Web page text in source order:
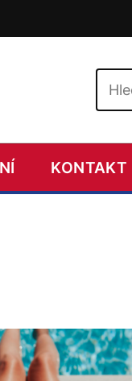
KONTAKT